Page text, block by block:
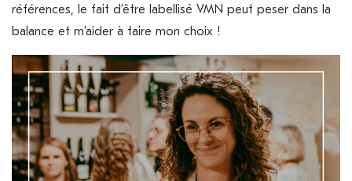
références, le fait d’être labellisé VMN peut peser dans la
balance et m’aider à faire mon choix !